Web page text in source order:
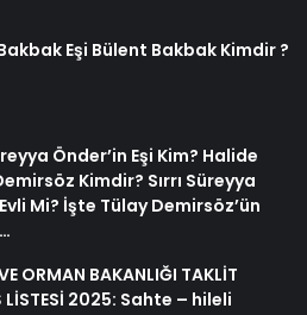
Eşi Bülent Bakbak Kimdir ?
Önder’in Eşi Kim? Halide
Kimdir? Sırrı Süreyya
Mi? İşte Tülay Demirsöz’ün
ORMAN BAKANLIĞI TAKLİT
LİSTESİ 2025: Sahte – hileli